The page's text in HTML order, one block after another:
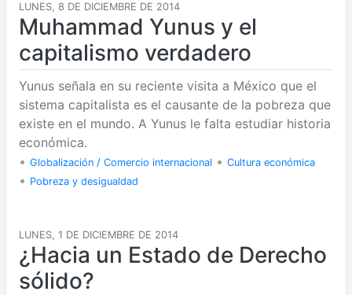
LUNES, 8 DE DICIEMBRE DE 2014
Muhammad Yunus y el
capitalismo verdadero
Yunus señala en su reciente visita a México que el
sistema capitalista es el causante de la pobreza que
existe en el mundo. A Yunus le falta estudiar historia
económica.
• Globalización / Comercio internacional • Cultura económica
• Pobreza y desigualdad
LUNES, 1 DE DICIEMBRE DE 2014
¿Hacia un Estado de Derecho
sólido?